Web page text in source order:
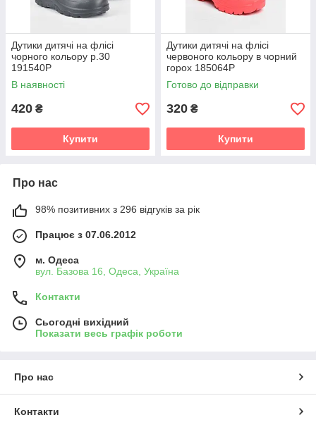
Дутики дитячі на флісі
чорного кольору р.30
191540P
В наявності
420 ₴
Купити
Дутики дитячі на флісі
червоного кольору в чорний
горох 185064P
Готово до відправки
320 ₴
Купити
Про нас
98% позитивних з 296 відгуків за рік
Працює з 07.06.2012
м. Одеса
вул. Базова 16, Одеса, Україна
Контакти
Сьогодні вихідний
Показати весь графік роботи
Про нас
Контакти